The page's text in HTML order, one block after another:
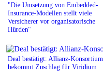
"Die Umsetzung von Embedded-
Insurance-Modellen stellt viele
Versicherer vor organisatorische
Hürden"
Deal bestätigt: Allianz-Konsortium
bekommt Zuschlag für Viridium